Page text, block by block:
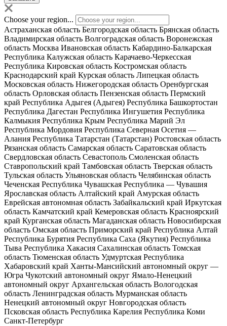
Choose your region...
Астраханская область Белгородская область Брянская область
Владимирская область Волгоградская область Воронежская
область Москва Ивановская область Кабардино-Балкарская
Республика Калужская область Карачаево-Черкесская
Республика Кировская область Костромская область
Краснодарский край Курская область Липецкая область
Московская область Нижегородская область Оренбургская
область Орловская область Пензенская область Пермский
край Республика Адыгея (Адыгея) Республика Башкортостан
Республика Дагестан Республика Ингушетия Республика
Калмыкия Республика Крым Республика Марий Эл
Республика Мордовия Республика Северная Осетия —
Алания Республика Татарстан (Татарстан) Ростовская область
Рязанская область Самарская область Саратовская область
Свердловская область Севастополь Смоленская область
Ставропольский край Тамбовская область Тверская область
Тульская область Ульяновская область Челябинская область
Чеченская Республика Чувашская Республика — Чувашия
Ярославская область Алтайский край Амурская область
Еврейская автономная область Забайкальский край Иркутская
область Камчатский край Кемеровская область Красноярский
край Курганская область Магаданская область Новосибирская
область Омская область Приморский край Республика Алтай
Республика Бурятия Республика Саха (Якутия) Республика
Тыва Республика Хакасия Сахалинская область Томская
область Тюменская область Удмуртская Республика
Хабаровский край Ханты-Мансийский автономный округ —
Югра Чукотский автономный округ Ямало-Ненецкий
автономный округ Архангельская область Вологодская
область Ленинградская область Мурманская область
Ненецкий автономный округ Новгородская область
Псковская область Республика Карелия Республика Коми
Санкт-Петербург